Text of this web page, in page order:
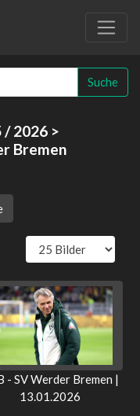
Suche
/ 2026 >
Bremen
- SV Werder Bremen |
13.01.2026